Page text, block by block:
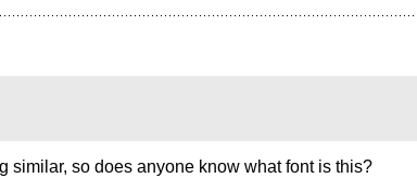
similar, so does anyone know what font is this?